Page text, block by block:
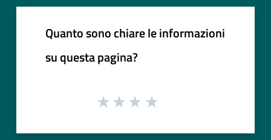
Quanto sono chiare le informazioni
su questa pagina?